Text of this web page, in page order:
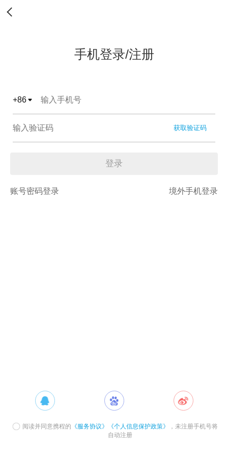
手机登录/注册
+86
获取验证码
登录
账号密码登录 境外手机登录
阅读并同意携程的 《服务协议》 《个人信息保护政策》
，未注册手机号将
自动注册